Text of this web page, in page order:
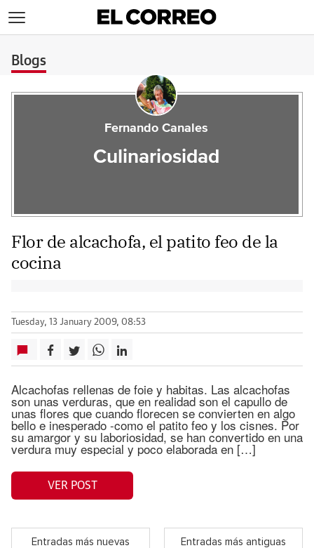
Blogs
Fernando Canales
Culinariosidad
Flor de alcachofa, el patito feo de la
cocina
Tuesday, 13 January 2009, 08:53
Alcachofas rellenas de foie y habitas. Las alcachofas
son unas verduras, que en realidad son el capullo de
unas flores que cuando florecen se convierten en algo
bello e inesperado -como el patito feo y los cisnes. Por
su amargor y su laboriosidad, se han convertido en una
verdura muy especial y poco elaborada en […]
VER POST
Entradas más nuevas Entradas más antiguas